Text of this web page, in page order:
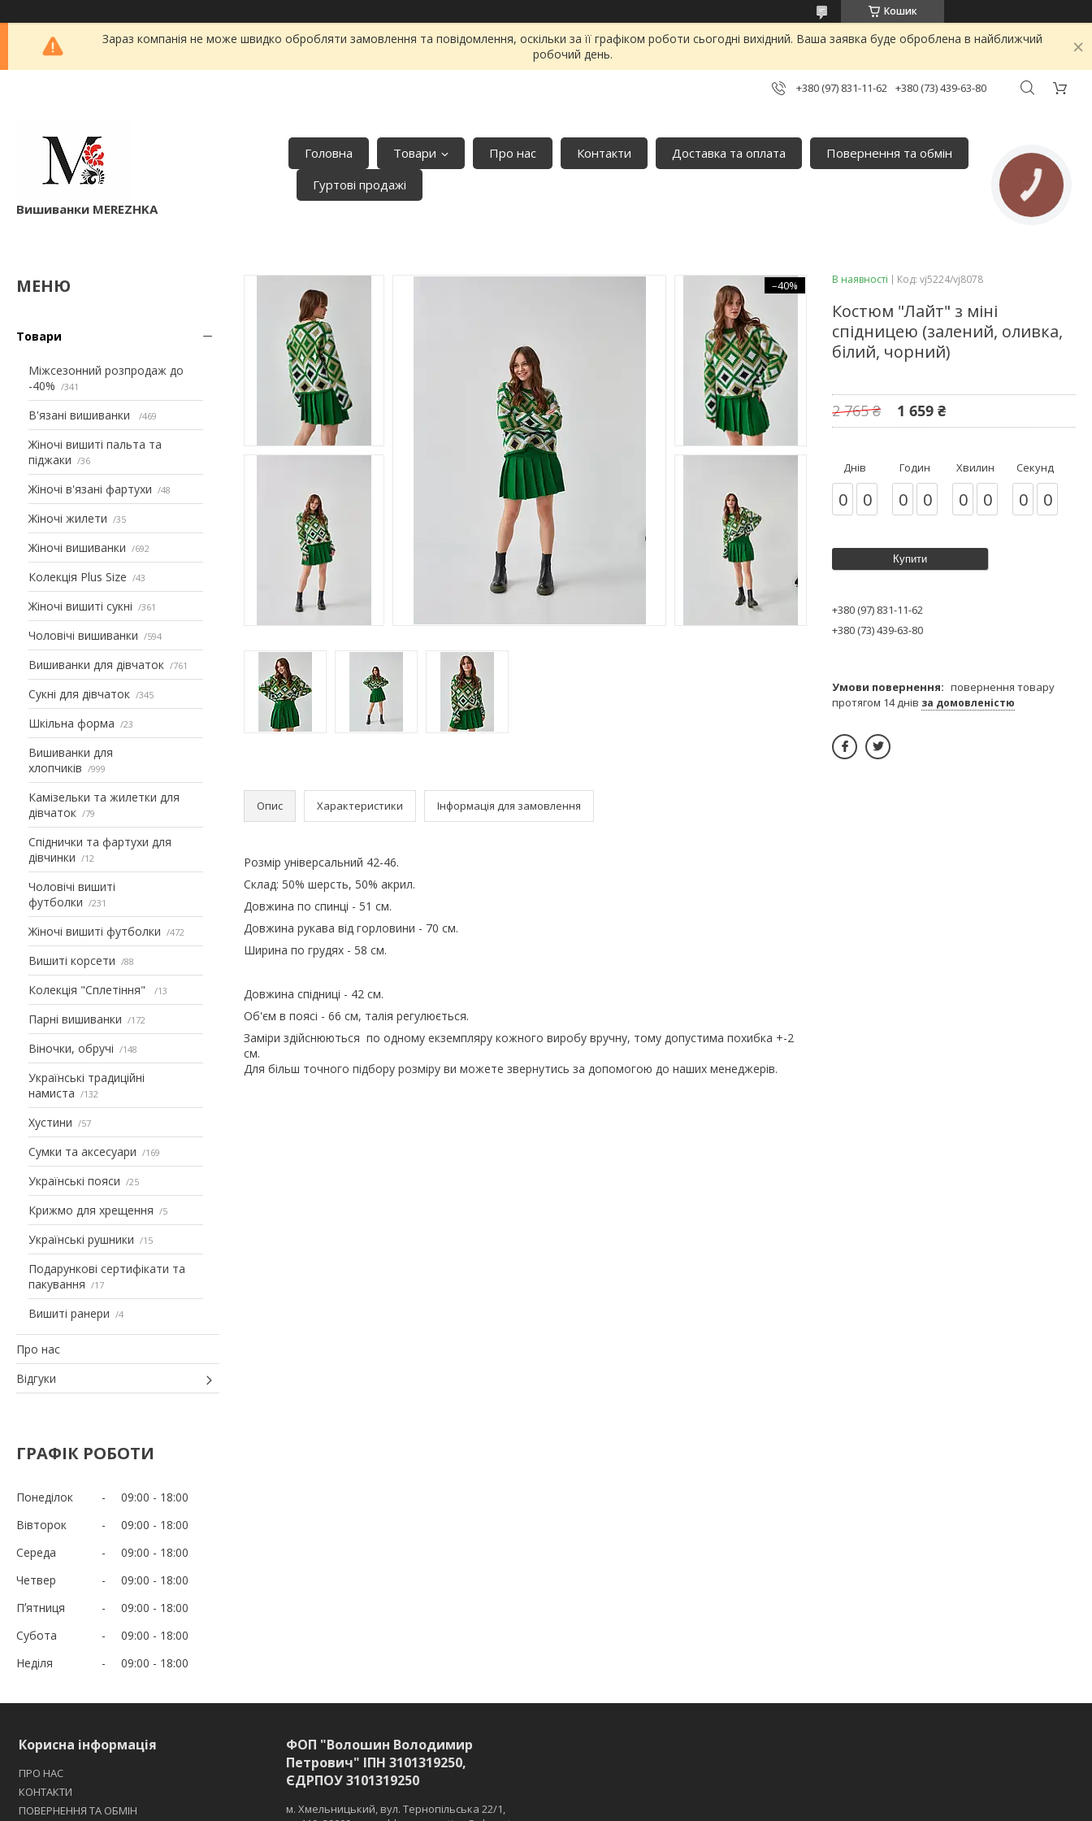
Кошик
Зараз компанія не може швидко обробляти замовлення та повідомлення, оскільки за її графіком роботи сьогодні вихідний. Ваша заявка буде оброблена в найближчий
робочий день.
+380 (97) 831-11-62 +380 (73) 439-63-80
Вишиванки MEREZHKA
Головна Товари Про нас Контакти Доставка та оплата
Повернення та обмін
Гуртові продажі
Товари
Міжсезонний розпродаж до
-40%
341
В'язані вишиванки 469
Жіночі вишиті пальта та
піджаки
36
Жіночі в'язані фартухи 48
Жіночі жилети 35
Жіночі вишиванки 692
Колекція Plus Size 43
Жіночі вишиті сукні 361
Чоловічі вишиванки 594
Вишиванки для дівчаток 761
Сукні для дівчаток 345
Шкільна форма 23
Вишиванки для
хлопчиків
999
Камізельки та жилетки для
дівчаток
79
Спіднички та фартухи для
дівчинки
12
Чоловічі вишиті
футболки
231
Жіночі вишиті футболки 472
Вишиті корсети 88
Колекція "Сплетіння" 13
Парні вишиванки 172
Віночки, обручі 148
Українські традиційні
намиста
132
Хустини 57
Сумки та аксесуари 169
Українські пояси 25
Крижмо для хрещення 5
Українські рушники 15
Подарункові сертифікати та
пакування
17
Вишиті ранери 4
Про нас
Відгуки
ГРАФІК РОБОТИ
Понеділок 09:00
18:00
Вівторок
09:00
18:00
Середа
09:00
18:00
Четвер
09:00
18:00
Пʼятниця
09:00
18:00
Субота
09:00
18:00
Неділя
09:00 18:00
–40%
Опис Характеристики Інформація для замовлення
Розмір універсальний 42-46.
Склад: 50% шерсть, 50% акрил.
Довжина по спинці - 51 см.
Довжина рукава від горловини - 70 см.
Ширина по грудях - 58 см.
Довжина спідниці - 42 см.
Об'єм в поясі - 66 см, талія регулюється.
Заміри здійснюються по одному екземпляру кожного виробу вручну, тому допустима похибка +-2
см.
Для більш точного підбору розміру ви можете звернутись за допомогою до наших менеджерів.
В наявності Код: vj5224/vj8078
Костюм "Лайт" з міні
спідницею (залений, оливка,
білий, чорний)
2 765 ₴ 1 659 ₴
Днів
0 0
Годин
0 0
Хвилин
0 0
Секунд
0 0
Купити
+380 (97) 831-11-62
+380 (73) 439-63-80
повернення товару
протягом 14 днів за домовленістю
Корисна інформація
ПРО НАС
КОНТАКТИ
ПОВЕРНЕННЯ ТА ОБМІН
ФОП "Волошин Володимир
Петрович" ІПН 3101319250,
ЄДРПОУ 3101319250
м. Хмельницький, вул. Тернопільська 22/1,
КНОПКА
ЗВ'ЯЗКУ